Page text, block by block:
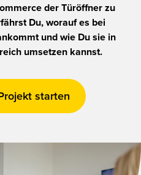
der Türöffner zu
Du, worauf es bei
und wie Du sie in
umsetzen kannst.
starten